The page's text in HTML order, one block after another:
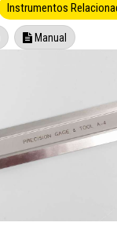
Instrumentos
Manual